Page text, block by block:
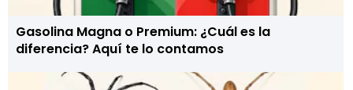
Gasolina Magna o Premium: ¿Cuál es la
diferencia? Aquí te lo contamos